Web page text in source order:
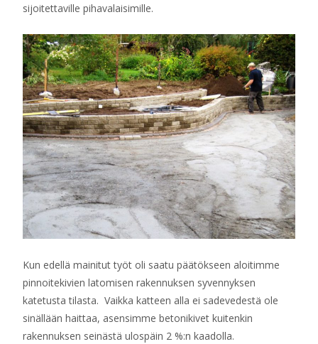
sijoitettaville pihavalaisimille.
Kun edellä mainitut työt oli saatu päätökseen aloitimme
pinnoitekivien latomisen rakennuksen syvennyksen
katetusta tilasta. Vaikka katteen alla ei sadevedestä ole
sinällään haittaa, asensimme betonikivet kuitenkin
rakennuksen seinästä ulospäin 2 %:n kaadolla.